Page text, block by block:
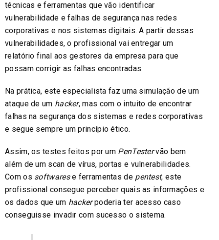
técnicas e ferramentas que vão identificar
vulnerabilidade e falhas de segurança nas redes
corporativas e nos sistemas digitais. A partir dessas
vulnerabilidades, o profissional vai entregar um
relatório final aos gestores da empresa para que
possam corrigir as falhas encontradas.
Na prática, este especialista faz uma simulação de um
ataque de um hacker, mas com o intuito de encontrar
falhas na segurança dos sistemas e redes corporativas
e segue sempre um princípio ético.
Assim, os testes feitos por um PenTestervão bem
além de um scan de vírus, portas e vulnerabilidades.
Com os softwarese ferramentas de pentest, este
profissional consegue perceber quais as informações e
os dados que um hackerpoderia ter acesso caso
conseguisse invadir com sucesso o sistema.